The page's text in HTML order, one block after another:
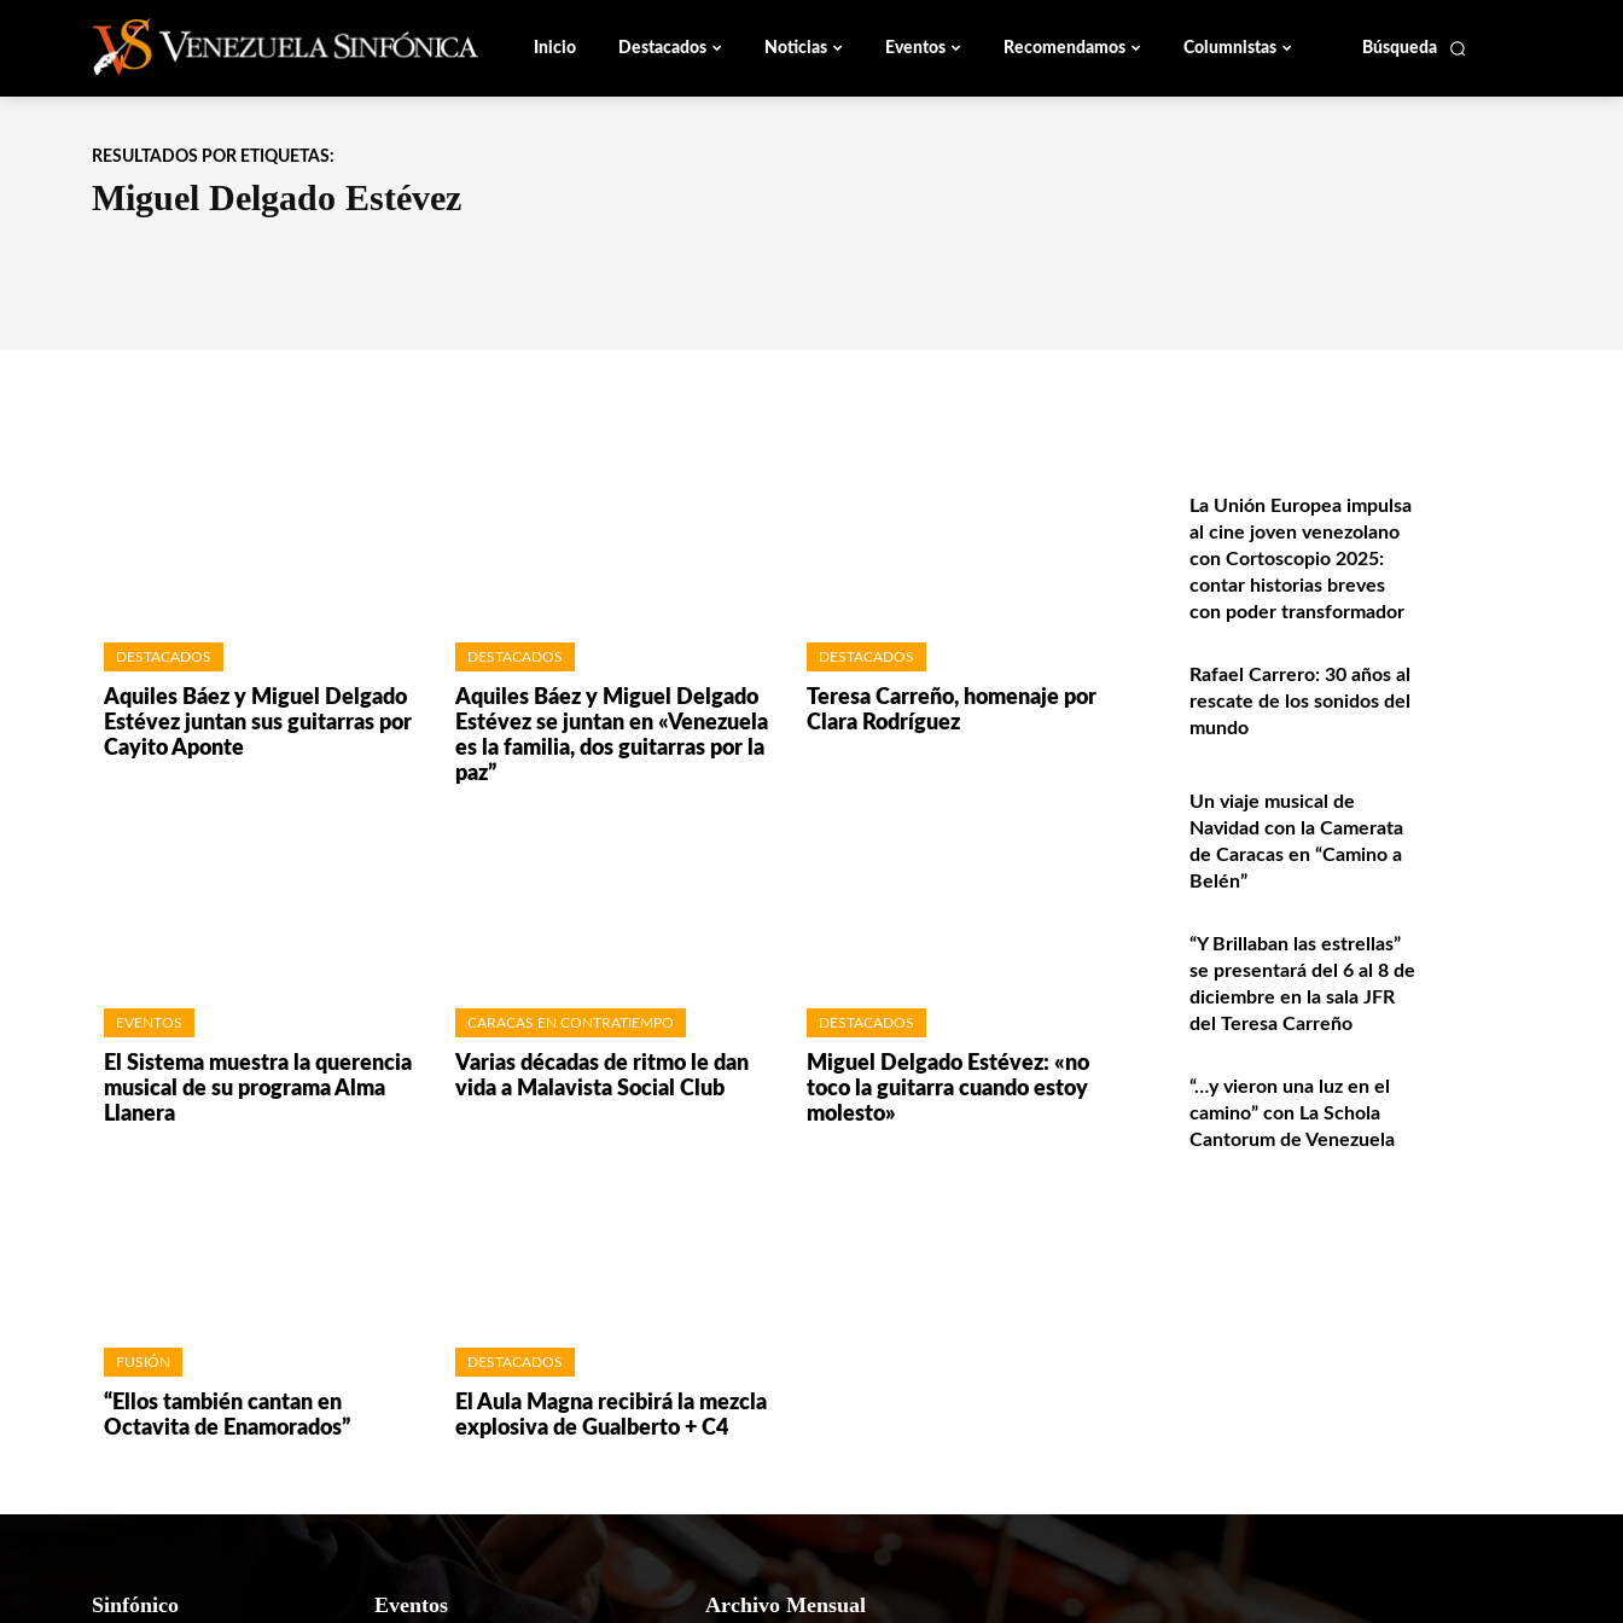
Búsqueda
Inicio Destacados Noticias Eventos Recomendamos Columnistas
RESULTADOS POR ETIQUETAS:
Miguel Delgado Estévez
DESTACADOS
Aquiles Báez y Miguel Delgado
Estévez juntan sus guitarras por
Cayito Aponte
DESTACADOS
Aquiles Báez y Miguel Delgado
Estévez se juntan en «Venezuela
es la familia, dos guitarras por la
paz”
DESTACADOS
Teresa Carreño, homenaje por
Clara Rodríguez
EVENTOS
El Sistema muestra la querencia
musical de su programa Alma
Llanera
CARACAS EN CONTRATIEMPO
Varias décadas de ritmo le dan
vida a Malavista Social Club
DESTACADOS
Miguel Delgado Estévez: «no
toco la guitarra cuando estoy
molesto»
FUSIÓN
“Ellos también cantan en
Octavita de Enamorados”
DESTACADOS
El Aula Magna recibirá la mezcla
explosiva de Gualberto + C4
La Unión Europea impulsa
al cine joven venezolano
con Cortoscopio 2025:
contar historias breves
con poder transformador
Rafael Carrero: 30 años al
rescate de los sonidos del
mundo
Un viaje musical de
Navidad con la Camerata
de Caracas en “Camino a
Belén”
“Y Brillaban las estrellas”
se presentará del 6 al 8 de
diciembre en la sala JFR
del Teresa Carreño
“…y vieron una luz en el
camino” con La Schola
Cantorum de Venezuela
Sinfónico Eventos Archivo Mensual